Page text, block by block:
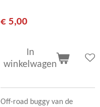
€ 5,00
In
winkelwagen
Off-road buggy van de